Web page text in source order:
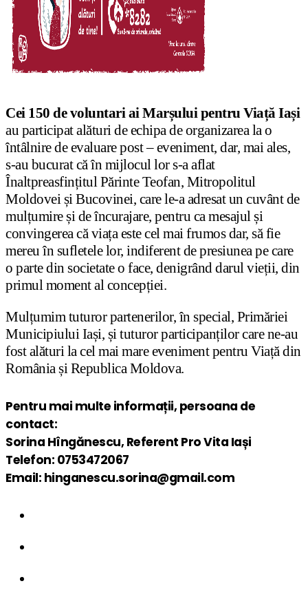
Cei 150 de voluntari ai Marșului pentru Viață Iași
au participat alături de echipa de organizarea la o
întâlnire de evaluare post – eveniment, dar, mai ales,
s-au bucurat că în mijlocul lor s-a aflat
Înaltpreasfințitul Părinte Teofan, Mitropolitul
Moldovei și Bucovinei, care le-a adresat un cuvânt de
mulțumire și de încurajare, pentru ca mesajul și
convingerea că viața este cel mai frumos dar, să fie
mereu în sufletele lor, indiferent de presiunea pe care
o parte din societate o face, denigrând darul vieții, din
primul moment al concepției.
Mulțumim tuturor partenerilor, în special, Primăriei
Municipiului Iași, și tuturor participanților care ne-au
fost alături la cel mai mare eveniment pentru Viață din
România și Republica Moldova.
Pentru mai multe informații, persoana de
contact:
Sorina Hîngănescu, Referent Pro Vita Iași
Telefon: 0753472067
Email: hinganescu.sorina@gmail.com